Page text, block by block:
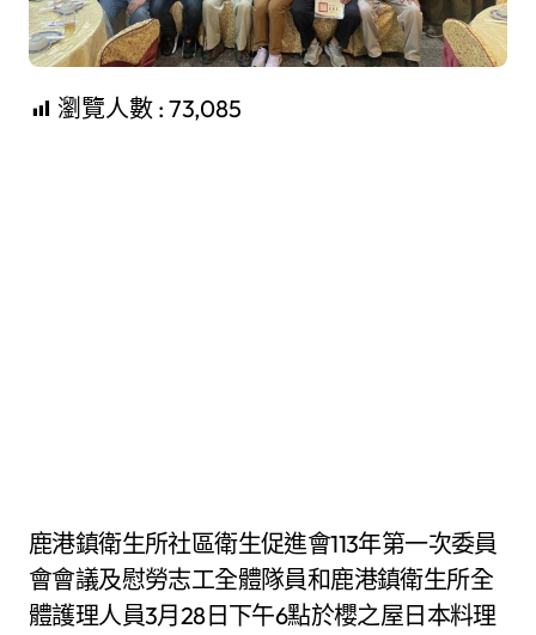
瀏覽人數 : 73,085
鹿港鎮衛生所社區衛生促進會113年第一次委員
會會議及慰勞志工全體隊員和鹿港鎮衛生所全
體護理人員3月28日下午6點於櫻之屋日本料理